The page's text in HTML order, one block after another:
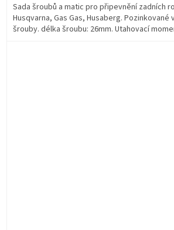
Sada šroubů a matic pro připevnění zadních
Husqvarna, Gas Gas, Husaberg.
šrouby. délka šroubu: 26mm. Utahovací